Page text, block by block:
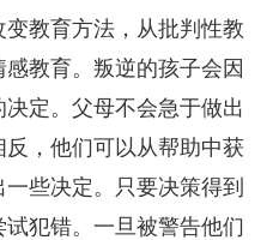
教育方法，从批判性教
教育。叛逆的孩子会因
定。父母不会急于做出
，他们可以从帮助中获
些决定。只要决策得到
犯错。一旦被警告他们